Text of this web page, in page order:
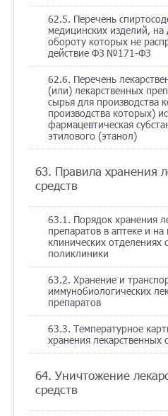
62.5. Перечень
медицинских изделий, на
обороту которых не
действие ФЗ №171-ФЗ
62.6. Перечень
(или) лекарственных
сырья для производства
производства которых)
фармацевтическая
этилового (этанол)
63. Правила хранения
средств
63.1. Порядок хранения
препаратов в аптеке и на
клинических отделениях
поликлиники
63.2. Хранение и
иммунобиологических
препаратов
63.3. Температурное
хранения лекарственных
64. Уничтожение
средств